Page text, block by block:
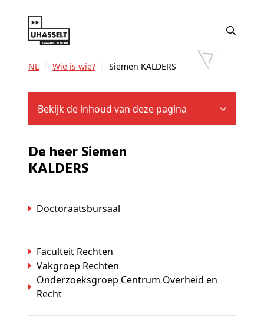
NL Wie is wie? Siemen KALDERS
Bekijk de inhoud van deze pagina
De heer Siemen
KALDERS
Doctoraatsbursaal
Faculteit Rechten
Vakgroep Rechten
Onderzoeksgroep Centrum Overheid en
Recht